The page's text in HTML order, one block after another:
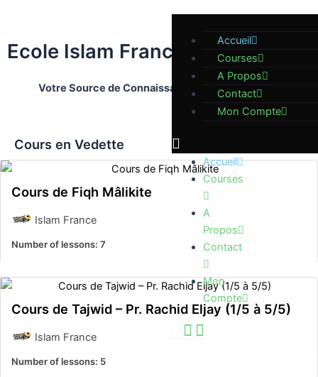
contenu
Accueil
Courses
A Propos
Contact
Mon Compte
Accueil
Courses
A
Propos
Contact
Mon
Compte
Ecole Islam France
Votre Source de Connaissance et de Spiritualité
Cours en Vedette
Cours de Fiqh Mâlikite
Islam France
Number of lessons: 7
Cours de Tajwid – Pr. Rachid Eljay (1/5 à 5/5)
Islam France
Number of lessons: 5